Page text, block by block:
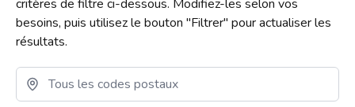
critères de filtre ci-dessous. Modifiez-les selon vos
besoins, puis utilisez le bouton "Filtrer" pour actualiser les
résultats.